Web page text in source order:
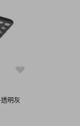
外酥內軟的經典甜食，
adapted to up-
明灰